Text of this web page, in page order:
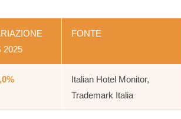
2025
FONTE
Italian Hotel Monitor,
Trademark Italia